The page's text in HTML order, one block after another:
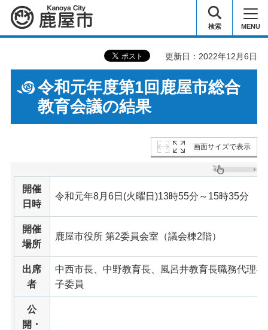
鹿屋市 検索 MENU
更新日：2022年12月6日
令和元年度第1回鹿屋市総合
教育会議の結果
画面サイズで表示
開催
日時
令和元年8月6日(火曜日)13時55分～15時35分
開催
場所
鹿屋市役所 第2委員会室（議会棟2階）
出席
者
中西市長、中野教育長、風呂井教育長職務代理
子委員
公
開・